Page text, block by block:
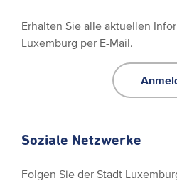
Erhalten Sie alle aktuellen
Luxemburg per E-Mail.
Soziale Netzwerke
Folgen Sie der Stadt